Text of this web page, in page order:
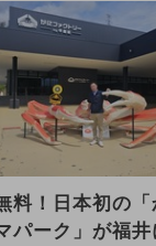
日OK
料！日本初の
パーク」が福井